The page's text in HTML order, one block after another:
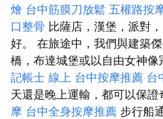
燴 台中筋膜刀放鬆 五權路按
口整骨 比薩店，漢堡，派對
好。 在旅途中，我們與建築
橋，布達城堡或以自由女神像
記帳士 線上 台中按摩推薦 台
天還是晚上運輸，都可以保證
摩 台中全身按摩推薦 步行船